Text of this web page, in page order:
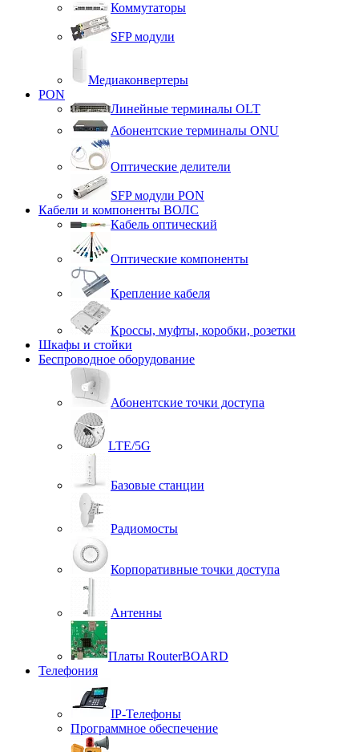
Коммутаторы
SFP модули
Медиаконвертеры
PON
Линейные терминалы OLT
Абонентские терминалы ONU
Оптические делители
SFP модули PON
Кабели и компоненты ВОЛС
Кабель оптический
Оптические компоненты
Крепление кабеля
Кроссы, муфты, коробки, розетки
Шкафы и стойки
Беспроводное оборудование
Абонентские точки доступа
LTE/5G
Базовые станции
Радиомосты
Корпоративные точки доступа
Антенны
Платы RouterBOARD
Телефония
IP-Телефоны
Программное обеспечение